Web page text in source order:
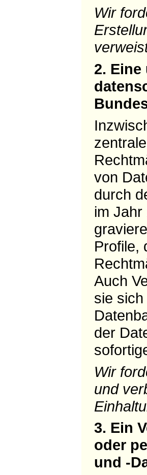
Wir
2.
von
durch
im
Profile,
Auch
sie
der
Wir
und
3. Ein
oder
und -